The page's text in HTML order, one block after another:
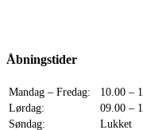
Åbningstider
Mandag – Fredag:
10.00 –
Lørdag:
09.00 –
Søndag:
Lukket